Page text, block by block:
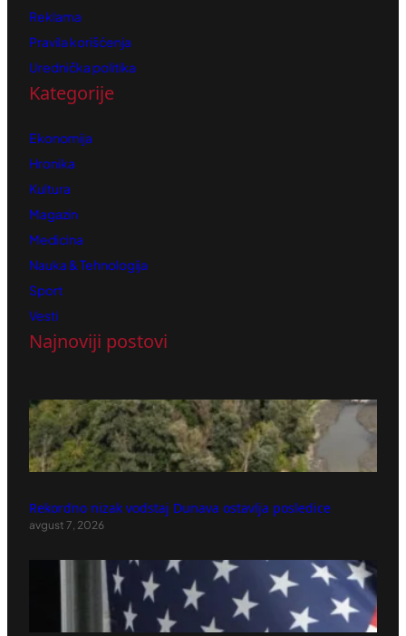
Reklama
Pravila korišćenja
Urednička politika
Kategorije
Ekonomija
Hronika
Kultura
Magazin
Medicina
Nauka & Tehnologija
Sport
Vesti
Najnoviji postovi
Rekordno nizak vodstaj Dunava ostavlja posledice
avgust 7, 2026